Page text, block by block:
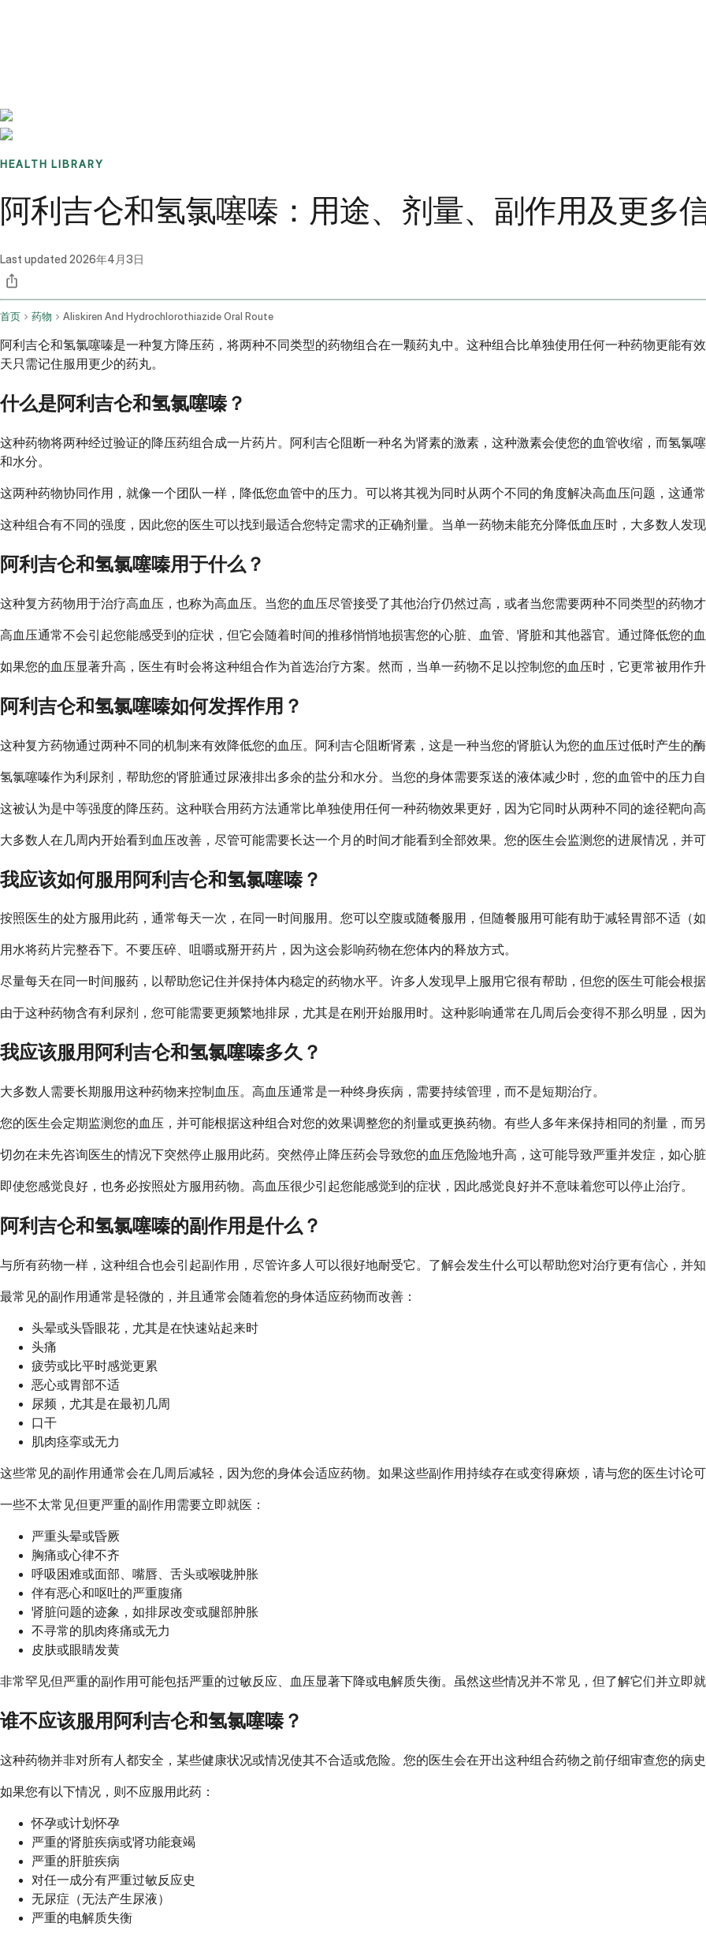
HEALTH LIBRARY
阿利吉仑和氢氯噻嗪：用途、剂量、副作用及更多
Last updated 2026年4月3日
首页 药物 Aliskiren And Hydrochlorothiazide Oral Route
阿利吉仑和氢氯噻嗪是一种复方降压药，将两种不同类型的药物组合在一颗药丸中。这种组合比单独使用任何一种药物更能有
天只需记住服用更少的药丸。
什么是阿利吉仑和氢氯噻嗪？
这种药物将两种经过验证的降压药组合成一片药片。阿利吉仑阻断一种名为肾素的激素，这种激素会使您的血管收缩，而氢氯
和水分。
这两种药物协同作用，就像一个团队一样，降低您血管中的压力。可以将其视为同时从两个不同的角度解决高血压问题，这通
这种组合有不同的强度，因此您的医生可以找到最适合您特定需求的正确剂量。当单一药物未能充分降低血压时，大多数人发现
阿利吉仑和氢氯噻嗪用于什么？
这种复方药物用于治疗高血压，也称为高血压。当您的血压尽管接受了其他治疗仍然过高，或者当您需要两种不同类型的药物
高血压通常不会引起您能感受到的症状，但它会随着时间的推移悄悄地损害您的心脏、血管、肾脏和其他器官。通过降低您的
如果您的血压显著升高，医生有时会将这种组合作为首选治疗方案。然而，当单一药物不足以控制您的血压时，它更常被用作升
阿利吉仑和氢氯噻嗪如何发挥作用？
这种复方药物通过两种不同的机制来有效降低您的血压。阿利吉仑阻断肾素，这是一种当您的肾脏认为您的血压过低时产生的
氢氯噻嗪作为利尿剂，帮助您的肾脏通过尿液排出多余的盐分和水分。当您的身体需要泵送的液体减少时，您的血管中的压力自
这被认为是中等强度的降压药。这种联合用药方法通常比单独使用任何一种药物效果更好，因为它同时从两种不同的途径靶向高
大多数人在几周内开始看到血压改善，尽管可能需要长达一个月的时间才能看到全部效果。您的医生会监测您的进展情况，并
我应该如何服用阿利吉仑和氢氯噻嗪？
按照医生的处方服用此药，通常每天一次，在同一时间服用。您可以空腹或随餐服用，但随餐服用可能有助于减轻胃部不适（如
用水将药片完整吞下。不要压碎、咀嚼或掰开药片，因为这会影响药物在您体内的释放方式。
尽量每天在同一时间服药，以帮助您记住并保持体内稳定的药物水平。许多人发现早上服用它很有帮助，但您的医生可能会根
由于这种药物含有利尿剂，您可能需要更频繁地排尿，尤其是在刚开始服用时。这种影响通常在几周后会变得不那么明显，因为
我应该服用阿利吉仑和氢氯噻嗪多久？
大多数人需要长期服用这种药物来控制血压。高血压通常是一种终身疾病，需要持续管理，而不是短期治疗。
您的医生会定期监测您的血压，并可能根据这种组合对您的效果调整您的剂量或更换药物。有些人多年来保持相同的剂量，而
切勿在未先咨询医生的情况下突然停止服用此药。突然停止降压药会导致您的血压危险地升高，这可能导致严重并发症，如心脏
即使您感觉良好，也务必按照处方服用药物。高血压很少引起您能感觉到的症状，因此感觉良好并不意味着您可以停止治疗。
阿利吉仑和氢氯噻嗪的副作用是什么？
与所有药物一样，这种组合也会引起副作用，尽管许多人可以很好地耐受它。了解会发生什么可以帮助您对治疗更有信心，并知
最常见的副作用通常是轻微的，并且通常会随着您的身体适应药物而改善：
头晕或头昏眼花，尤其是在快速站起来时
头痛
疲劳或比平时感觉更累
恶心或胃部不适
尿频，尤其是在最初几周
口干
肌肉痉挛或无力
这些常见的副作用通常会在几周后减轻，因为您的身体会适应药物。如果这些副作用持续存在或变得麻烦，请与您的医生讨论可
一些不太常见但更严重的副作用需要立即就医：
严重头晕或昏厥
胸痛或心律不齐
呼吸困难或面部、嘴唇、舌头或喉咙肿胀
伴有恶心和呕吐的严重腹痛
肾脏问题的迹象，如排尿改变或腿部肿胀
不寻常的肌肉疼痛或无力
皮肤或眼睛发黄
非常罕见但严重的副作用可能包括严重的过敏反应、血压显著下降或电解质失衡。虽然这些情况并不常见，但了解它们并立即就
谁不应该服用阿利吉仑和氢氯噻嗪？
这种药物并非对所有人都安全，某些健康状况或情况使其不合适或危险。您的医生会在开出这种组合药物之前仔细审查您的病史
如果您有以下情况，则不应服用此药：
怀孕或计划怀孕
严重的肾脏疾病或肾功能衰竭
严重的肝脏疾病
对任一成分有严重过敏反应史
无尿症（无法产生尿液）
严重的电解质失衡